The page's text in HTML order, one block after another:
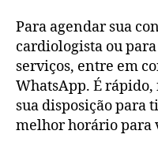
Para agendar sua
cardiologista ou
serviços, entre em
WhatsApp. É rápido,
sua disposição para
melhor horário para